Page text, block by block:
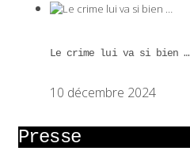
Le crime lui va si bien …
10 décembre 2024
Presse